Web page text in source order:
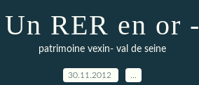
Un RER en or -
patrimoine vexin- val de seine
30.11.2012